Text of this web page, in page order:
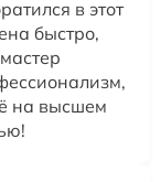
в этот
быстро,
на высшем